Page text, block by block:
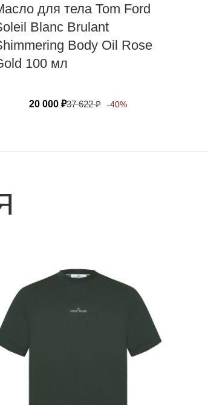
для тела Tom Ford
Blanc Brulant
Body Oil Rose
100 мл
20 000 ₽37 622₽ -40%